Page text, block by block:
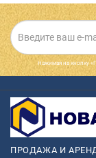
Нажимая на кнопку
ПРОДАЖА И